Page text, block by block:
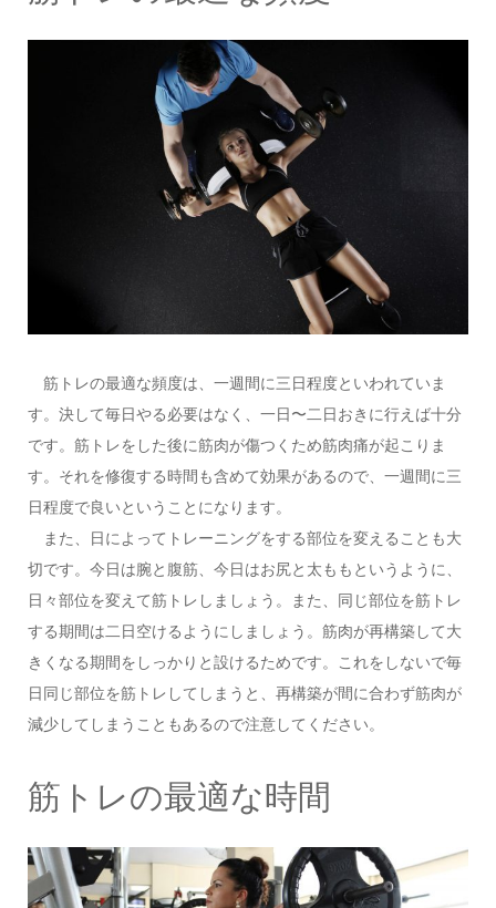
筋トレの最適な頻度は、一週間に三日程度といわれていま
す。決して毎日やる必要はなく、一日〜二日おきに行えば十分
です。筋トレをした後に筋肉が傷つくため筋肉痛が起こりま
す。それを修復する時間も含めて効果があるので、一週間に三
日程度で良いということになります。
また、日によってトレーニングをする部位を変えることも大
切です。今日は腕と腹筋、今日はお尻と太ももというように、
日々部位を変えて筋トレしましょう。また、同じ部位を筋トレ
する期間は二日空けるようにしましょう。筋肉が再構築して大
きくなる期間をしっかりと設けるためです。これをしないで毎
日同じ部位を筋トレしてしまうと、再構築が間に合わず筋肉が
減少してしまうこともあるので注意してください。
筋トレの最適な時間